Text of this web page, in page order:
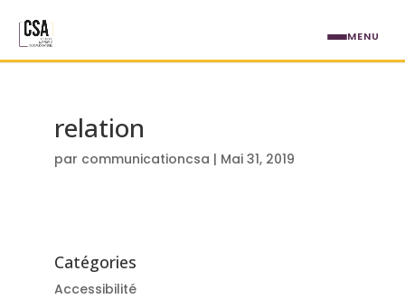
relation
par communicationcsa | Mai 31, 2019
Catégories
Accessibilité
MENU